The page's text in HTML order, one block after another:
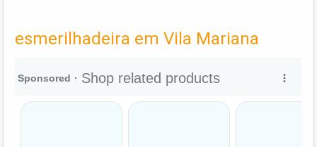
esmerilhadeira em Vila Mariana